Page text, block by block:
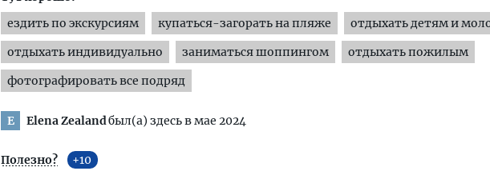
ездить по экскурсиям
купаться-загорать на пляже
отдыхать детям и
отдыхать индивидуально
заниматься шоппингом
отдыхать пожилым
фотографировать все подряд
E Elena Zealandбыл(а) здесь в мае 2024
Полезно? 10